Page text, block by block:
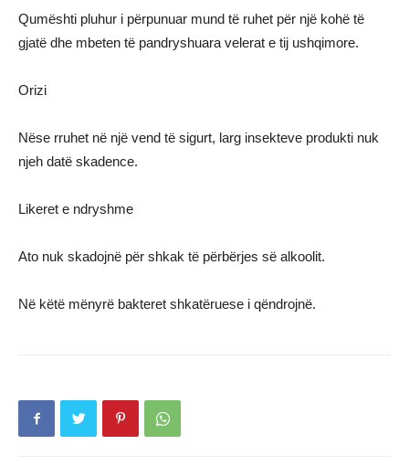
Qumështi pluhur i përpunuar mund të ruhet për një kohë të
gjatë dhe mbeten të pandryshuara velerat e tij ushqimore.
Orizi
Nëse rruhet në një vend të sigurt, larg insekteve produkti nuk
njeh datë skadence.
Likeret e ndryshme
Ato nuk skadojnë për shkak të përbërjes së alkoolit.
Në këtë mënyrë bakteret shkatëruese i qëndrojnë.